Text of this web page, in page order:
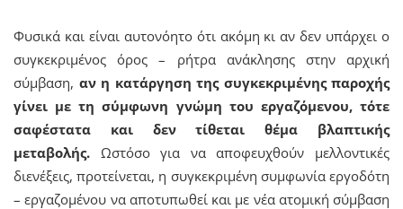
Φυσικά και είναι αυτονόητο ότι ακόμη κι αν δεν υπάρχει ο
συγκεκριμένος όρος – ρήτρα ανάκλησης στην αρχική
σύμβαση, αν η κατάργηση της συγκεκριμένης παροχής
γίνει με τη σύμφωνη γνώμη του εργαζόμενου, τότε
σαφέστατα και δεν τίθεται θέμα βλαπτικής
μεταβολής. Ωστόσο για να αποφευχθούν μελλοντικές
διενέξεις, προτείνεται, η συγκεκριμένη συμφωνία εργοδότη
– εργαζομένου να αποτυπωθεί και με νέα ατομική σύμβαση